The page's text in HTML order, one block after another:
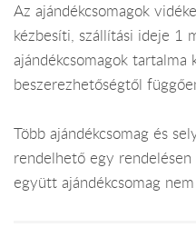
Az ajándékcsomagok
kézbesíti, szállítási ideje 1
ajándékcsomagok tartalma
beszerezhetőségtől
Több ajándékcsomag és
rendelhető egy
együtt ajándékcsomag